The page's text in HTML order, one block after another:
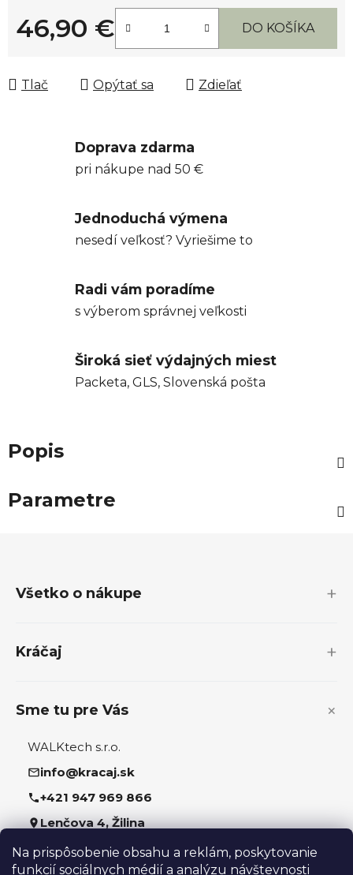
Na prispôsobenie obsahu a reklám, poskytovanie
funkcií sociálnych médií a analýzu návštevnosti
46,90 €
Jednotková cena:
DO KOŠÍKA
Tlač Opýtať sa Zdieľať
Doprava zdarma
pri nákupe nad 50 €
Jednoduchá výmena
nesedí veľkosť? Vyriešime to
Radi vám poradíme
s výberom správnej veľkosti
Široká sieť výdajných miest
Packeta, GLS, Slovenská pošta
Popis
Parametre
Všetko o nákupe
Kráčaj
Sme tu pre Vás
WALKtech s.r.o.
info@kracaj.sk
+421 947 969 866
Lenčova 4, Žilina
Sledujte nás